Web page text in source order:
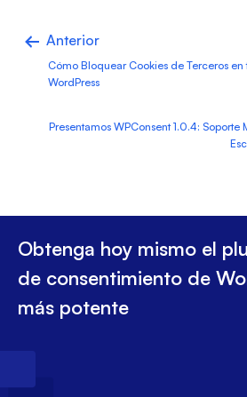
c
o
*
Anterior
Cómo Bloquear Cookies de Terceros en
WordPress
Presentamos WPConsent 1.0.4:
Obtenga hoy mismo el
de consentimiento de
más potente